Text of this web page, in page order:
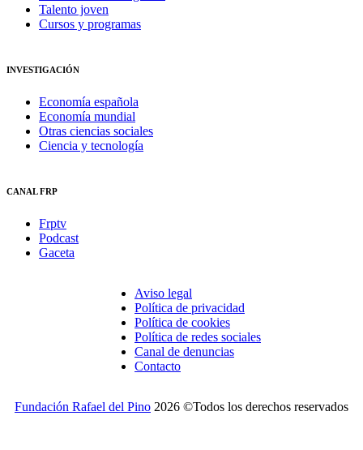
Talento joven
Cursos y programas
INVESTIGACIÓN
Economía española
Economía mundial
Otras ciencias sociales
Ciencia y tecnología
CANAL FRP
Frptv
Podcast
Gaceta
Aviso legal
Política de privacidad
Política de cookies
Política de redes sociales
Canal de denuncias
Contacto
Fundación Rafael del Pino 2026 ©Todos los derechos reservados